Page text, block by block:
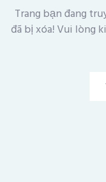
Trang bạn đang
đã bị xóa! Vui lòng